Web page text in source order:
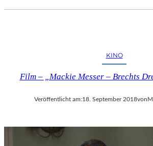
KINO
Film – „Mackie Messer – Brechts
Veröffentlicht am:18. September 2018von